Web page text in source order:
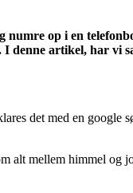
numre op i en
denne artikel, har vi
det med en
mellem himmel og